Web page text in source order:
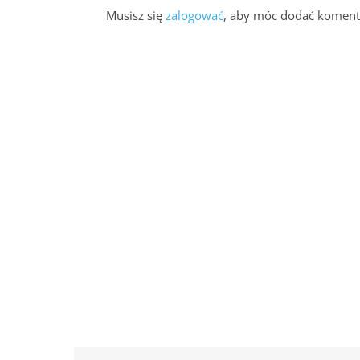
Musisz się zalogować, aby móc dodać